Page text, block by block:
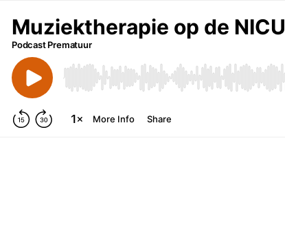
Muziektherapie op de NICU
Podcast Prematuur
More Info Share